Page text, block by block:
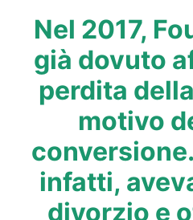
Nel 2017,
già dovuto
perdita
motivo
infatti,
divorzio e